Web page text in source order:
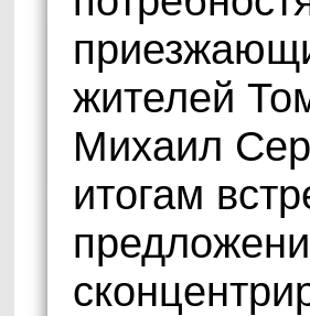
жителей
Михаил
итогам